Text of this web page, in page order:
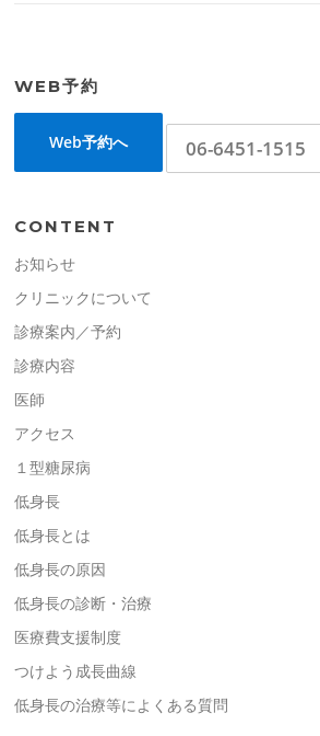
WEB予約
Web予約へ 06-6451-1515
CONTENT
お知らせ
クリニックについて
診療案内／予約
診療内容
医師
アクセス
１型糖尿病
低身長
低身長とは
低身長の原因
低身長の診断・治療
医療費支援制度
つけよう成長曲線
低身長の治療等によくある質問